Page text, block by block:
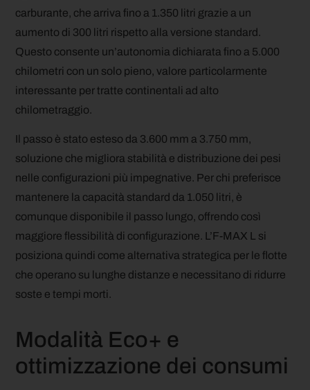
carburante, che arriva fino a 1.350 litri grazie a un
aumento di 300 litri rispetto alla versione standard.
Questo consente un’autonomia dichiarata fino a 5.000
chilometri con un solo pieno, valore particolarmente
interessante per tratte continentali ad alto
chilometraggio.
Il passo è stato esteso da 3.600 mm a 3.750 mm,
soluzione che migliora stabilità e distribuzione dei pesi
nelle configurazioni più impegnative. Per chi preferisce
mantenere la capacità standard da 1.050 litri, è
comunque disponibile il passo lungo, offrendo così
maggiore flessibilità di configurazione. L’F-MAX L si
posiziona quindi come alternativa strategica per le flotte
che operano su lunghe distanze e necessitano di ridurre
soste e tempi morti.
Modalità Eco+ e
ottimizzazione dei consumi